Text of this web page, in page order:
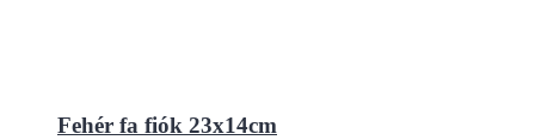
Fehér fa fiók 23x14cm